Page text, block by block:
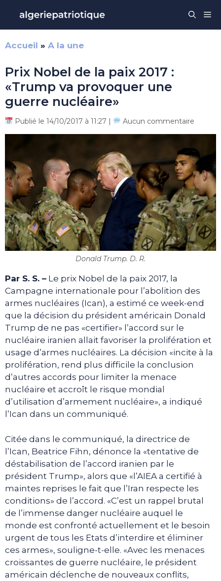
contenu
Accueil » A la une
Prix Nobel de la paix 2017 :
«Trump va provoquer une
guerre nucléaire»
Publié le 14/10/2017 à 11:27 | Aucun commentaire
Donald Trump. D. R.
Par S. S. – Le prix Nobel de la paix 2017, la
Campagne internationale pour l’abolition des
armes nucléaires (Ican), a estimé ce week-end
que la décision du président américain Donald
Trump de ne pas «certifier» l’accord sur le
nucléaire iranien allait favoriser la prolifération et
usage d’armes nucléaires. La décision «incite à la
prolifération, rend plus difficile la conclusion
d’autres accords pour limiter la menace
nucléaire et accroît le risque mondial
d’utilisation d’armement nucléaire», a indiqué
l’Ican dans un communiqué.
Citée dans le communiqué, la directrice de
l’Ican, Beatrice Fihn, dénonce la «tentative de
déstabilisation de l’accord iranien par le
président Trump», alors que «l’AIEA a certifié à
maintes reprises le fait que l’Iran respecte les
conditions» de l’accord. «C’est un rappel brutal
de l’immense danger nucléaire auquel le
monde est confronté actuellement et le besoin
urgent de tous les Etats d’interdire et éliminer
ces armes», souligne-t-elle. «Avec les menaces
croissantes de guerre nucléaire, le président
américain déclenche de nouveaux conflits,